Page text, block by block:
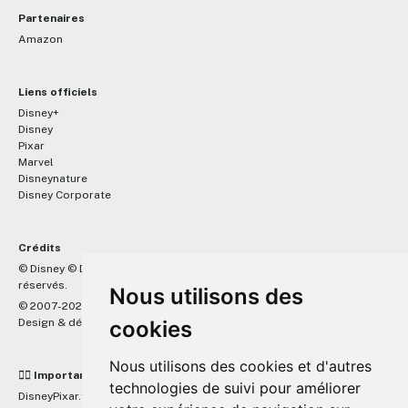
Nous utilisons des
cookies
Nous utilisons des cookies et d'autres
technologies de suivi pour améliorer
Partenaires
Amazon
Liens officiels
Disney+
Disney
Pixar
Marvel
Disneynature
Disney Corporate
Crédits
© Disney © Disney/Pixar © &
réservés.
© 2007-2026 DisneyPixar.fr
Design & développement :MonsieurPaul
☝🏼 Important
DisneyPixar.fr est un site indépendant et n'est en aucun cas lié de